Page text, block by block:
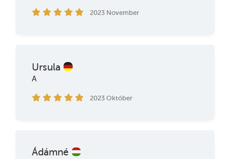
2023 November
Ursula
A
2023 Október
Ádámné